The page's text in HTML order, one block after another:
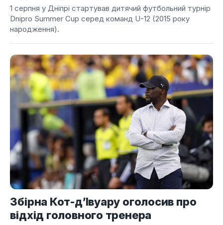
1 серпня у Дніпрі стартував дитячий футбольний турнір
Dnipro Summer Cup серед команд U-12 (2015 року
народження).
Збірна Кот-д’Івуару оголосив про
відхід головного тренера